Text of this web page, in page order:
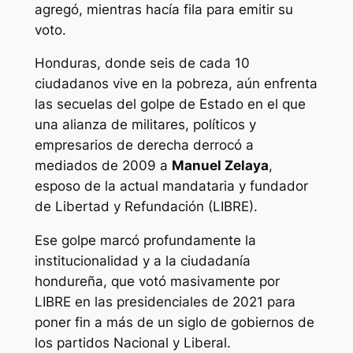
agregó, mientras hacía fila para emitir su
voto.
Honduras, donde seis de cada 10
ciudadanos vive en la pobreza, aún enfrenta
las secuelas del golpe de Estado en el que
una alianza de militares, políticos y
empresarios de derecha derrocó a
mediados de 2009 a Manuel Zelaya,
esposo de la actual mandataria y fundador
de Libertad y Refundación (LIBRE).
Ese golpe marcó profundamente la
institucionalidad y a la ciudadanía
hondureña, que votó masivamente por
LIBRE en las presidenciales de 2021 para
poner fin a más de un siglo de gobiernos de
los partidos Nacional y Liberal.